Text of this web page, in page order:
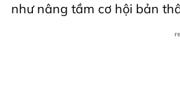
như nâng tầm cơ hội bản